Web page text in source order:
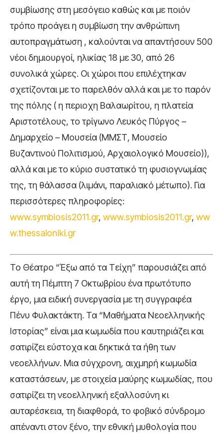
συμβίωσης στη μεσόγειο καθώς και με ποιόν
τρόπο προάγει η συμβίωση την ανθρώπινη
αυτοπραγμάτωση , καλούνται να απαντήσουν 500
νέοι δημιουργοί, ηλικίας 18 με 30, από 26
συνολικά χώρες. Οι χώροι που επιλέχτηκαν
σχετίζονται με το παρελθόν αλλά και με το παρόν
της πόλης ( η περιοχη Βαλαωρίτου, η πλατεία
Αριστοτέλους, το τρίγωνο Λευκός Πύργος –
Δημαρχείο – Μουσεία (ΜΜΣΤ, Μουσείο
Βυζαντινού Πολιτισμού, Αρχαιολογικό Μουσείο)),
αλλά και με το κύριο συστατικό τη φυσιογνωμίας
της, τη θάλασσα (λιμάνι, παραλιακό μέτωπο). Για
περισσότερες πληροφορίες:
www.symbiosis2011.gr, www.symbiosis2011.gr, ww
w.thessaloniki.gr
Το Θέατρο “Έξω από τα Τείχη” παρουσιάζει από
αυτή τη Πέμπτη 7 Οκτωβρίου ένα πρωτότυπο
έργο, μια ειδική συνεργασία με τη συγγραφέα
Πένυ Φυλακτάκτη. Τα “Μαθήματα Νεοελληνικής
Ιστορίας” είναι μια κωμωδία που καυτηριάζει και
σατιρίζει εύστοχα και δηκτικά τα ήθη των
νεοελλήνων. Μια σύγχρονη, αιχμηρή κωμωδία
καταστάσεων, με στοιχεία μαύρης κωμωδίας, που
σατιρίζει τη νεοελληνική εξαλλοσύνη κι
αυταρέσκεια, τη διαφθορά, το φοβικό σύνδρομο
απέναντι στον ξένο, την εθνική μυθολογία που